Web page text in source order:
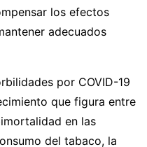
los efectos
adecuados
por COVID-19
que figura entre
en las
del tabaco, la